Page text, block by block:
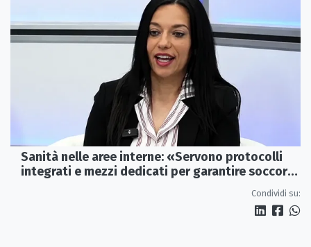
Sanità nelle aree interne: «Servono protocolli
integrati e mezzi dedicati per garantire soccorsi
Condividi su: